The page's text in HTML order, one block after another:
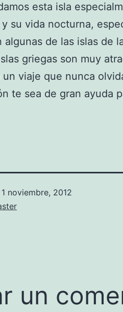
esta isla
su vida nocturna,
algunas de las islas de
griegas son muy
un viaje que nunca
te sea de gran ayuda
1 noviembre, 2012
un